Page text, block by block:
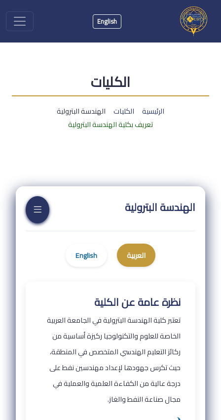
English
الكليات
الرئيسية الكليات
الهندسة البترولية
تعريف بكلية الهندسة البترولية
الهندسة البترولية
العربية English
نظرة عامة عن الكلية
تعتبر كلية الهندسة البترولية في الجامعة العربية
الخاصة للعلوم والتكنولوجيا ركيزة أساسية من
ركائز التعليم الهندسي المتخصص في المنطقة،
حيث تكرس جهودها لإعداد مهندسين نفط على
درجة عالية من الكفاءة العلمية والعملية في
مجال صناعة النفط والغاز.